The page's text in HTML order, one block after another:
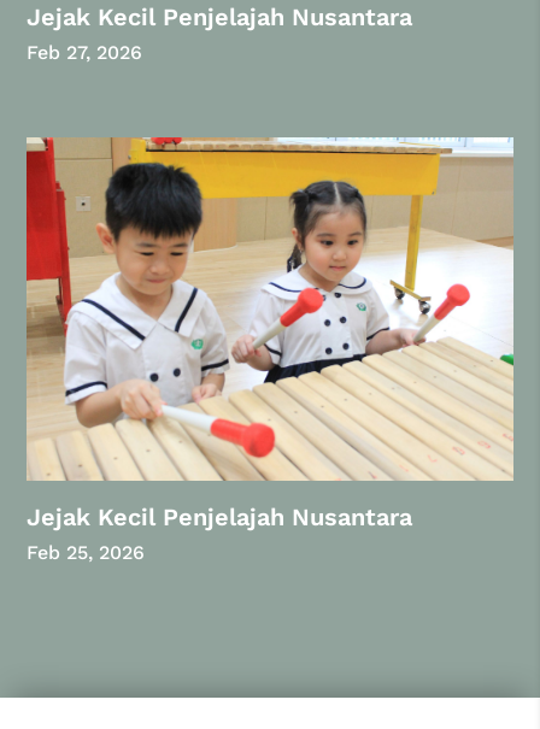
Jejak Kecil Penjelajah Nusantara
Feb 27, 2026
Jejak Kecil Penjelajah Nusantara
Feb 25, 2026